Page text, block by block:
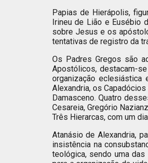
Papias de Hierápolis,
Irineu de Lião e Eusébio
sobre Jesus e os
tentativas de registro da
Os Padres Gregos são
Apostólicos, destacam-
organização
Alexandria, os
Damasceno. Quatro
Cesareia, Gregório
Três Hierarcas, com um
Atanásio de Alexandria,
insistência na
teológica, sendo uma